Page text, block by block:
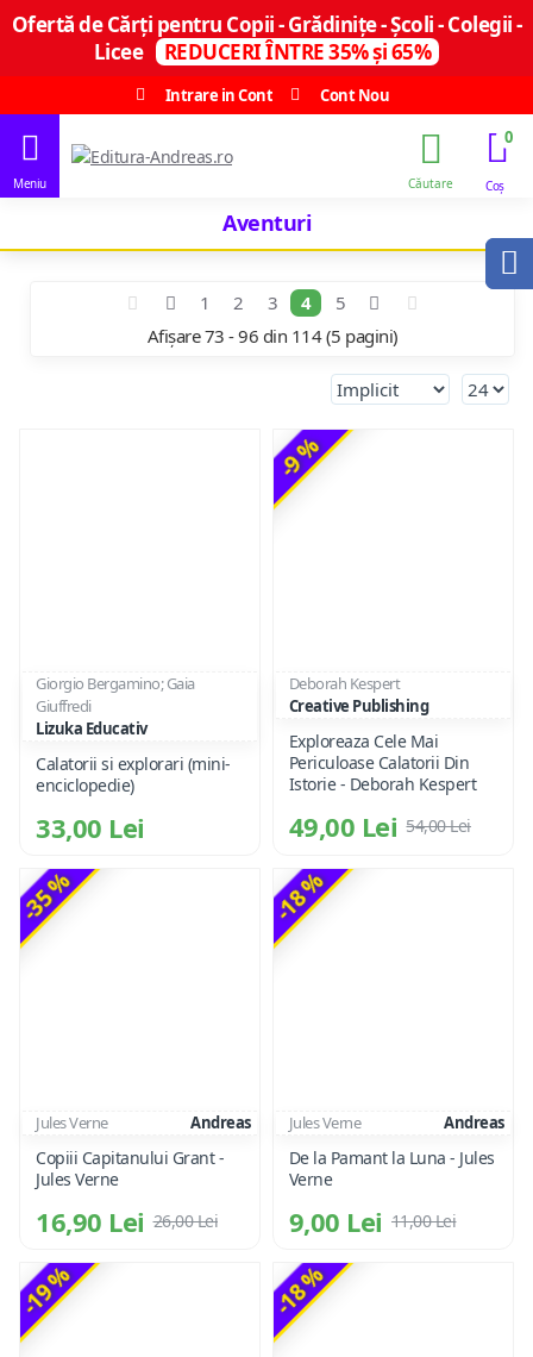
Ofertă de Cărți pentru Copii - Grădinițe - Școli - Colegii -
Licee
REDUCERI ÎNTRE 35% și 65%
Intrare in Cont
Cont Nou
0
Aventuri
1 2 3 4
5
Afișare 73 - 96 din 114 (5 pagini)
Giorgio Bergamino; Gaia
Giuffredi
Lizuka Educativ
Calatorii si explorari (mini-
enciclopedie)
33,00 Lei
-9 %
Deborah Kespert
Creative Publishing
Exploreaza Cele Mai
Periculoase Calatorii Din
Istorie - Deborah Kespert
49,00 Lei 54,00 Lei
-35 %
Jules Verne Andreas
Copiii Capitanului Grant -
Jules Verne
16,90 Lei 26,00 Lei
-18 %
Jules Verne Andreas
De la Pamant la Luna - Jules
Verne
9,00 Lei 11,00 Lei
-19 % -18 %